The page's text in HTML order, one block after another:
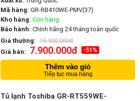
Mã hàng: GR-RB410WE-PMV(37)
Kho hàng: Còn hàng
Bảo hành: Chính hãng 24 tháng toàn quốc
Giá thường: 15.900.000đ
Giá bán: 7.900.000đ -51%
Thêm vào giỏ
Tiếp tục mua hàng
Tủ lạnh Toshiba GR-RT559WE-